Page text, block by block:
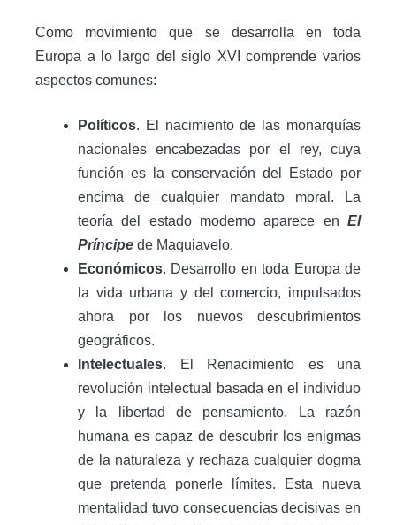
Como movimiento que se desarrolla en toda
Europa a lo largo del siglo XVI comprende varios
aspectos comunes:
Políticos. El nacimiento de las monarquías
nacionales encabezadas por el rey, cuya
función es la conservación del Estado por
encima de cualquier mandato moral. La
teoría del estado moderno aparece en El
Príncipe de Maquiavelo.
Económicos. Desarrollo en toda Europa de
la vida urbana y del comercio, impulsados
ahora por los nuevos descubrimientos
geográficos.
Intelectuales. El Renacimiento es una
revolución intelectual basada en el individuo
y la libertad de pensamiento. La razón
humana es capaz de descubrir los enigmas
de la naturaleza y rechaza cualquier dogma
que pretenda ponerle límites. Esta nueva
mentalidad tuvo consecuencias decisivas en